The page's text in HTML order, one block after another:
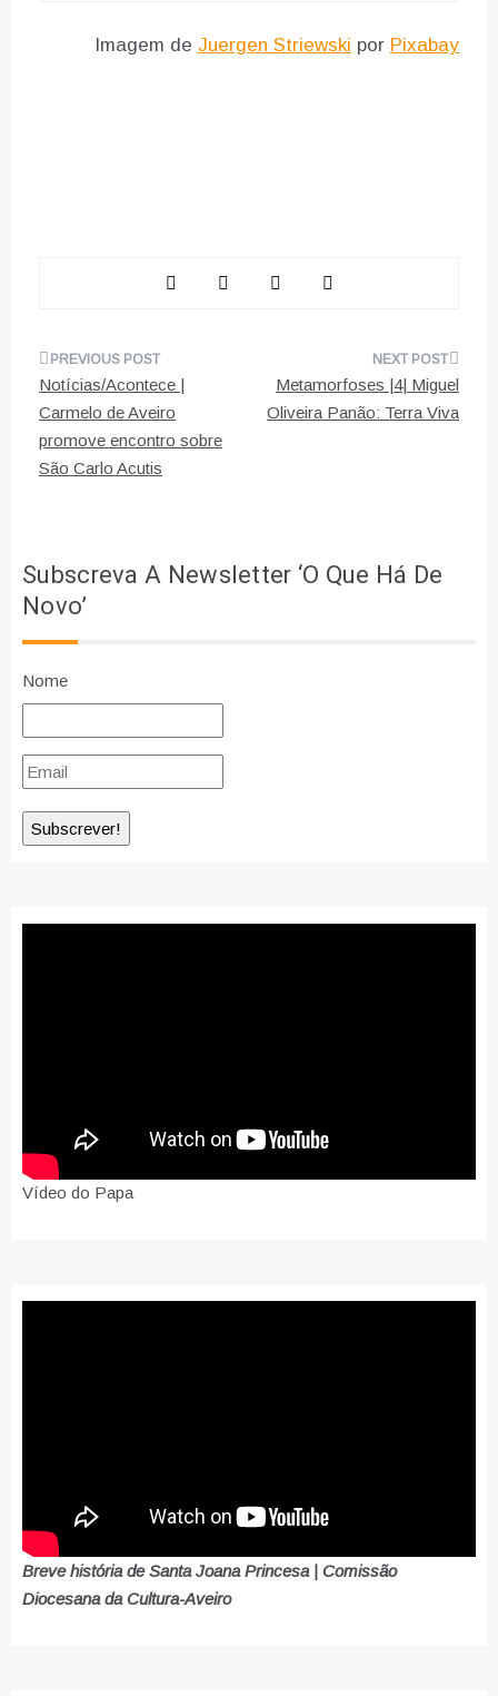
Imagem de Juergen Striewski por Pixabay
Navegação
de
artigos
Notícias/Acontece |
Carmelo de Aveiro
promove encontro sobre
São Carlo Acutis
Metamorfoses |4| Miguel
Oliveira Panão: Terra Viva
Subscreva A Newsletter ‘O Que Há De
Novo’
Nome
Vídeo do Papa
Breve história de Santa Joana Princesa | Comissão
Diocesana da Cultura-Aveiro